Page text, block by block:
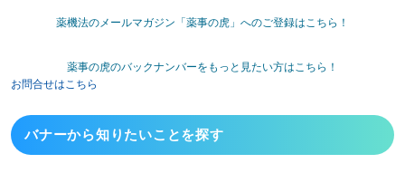
薬機法のメールマガジン「薬事の虎」へのご登録はこちら！
薬事の虎のバックナンバーをもっと見たい方はこちら！
お問合せはこちら
バナーから知りたいことを探す